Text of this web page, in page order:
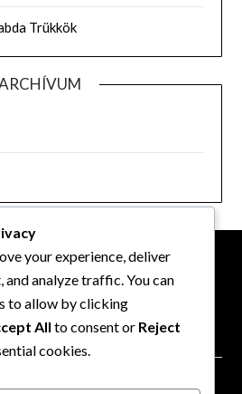
Trükkök
your experience, deliver
analyze traffic. You can
to allow by clicking
All to consent or Reject
cookies.